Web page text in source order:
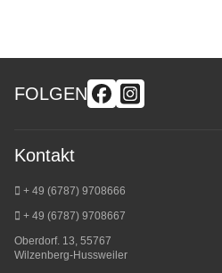
FOLGEN
Kontakt
+ 49 (6787) 9708666
+ 49 (6787) 9708667
Oberdorf. 13, 55767
Wilzenberg-Hussweiler